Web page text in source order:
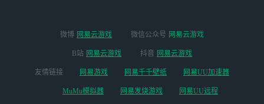
微博 网易云游戏 微信公众号 网易云游戏
B站 网易云游戏 抖音 网易云游戏
友情链接 网易游戏 网易千千壁纸 网易UU加速器
MuMu模拟器 网易发烧游戏 网易UU远程